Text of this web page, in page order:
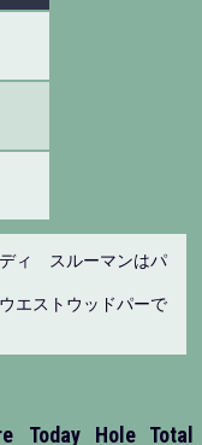
ィ スルーマンはパ
エストウッドパーで
Today Hole Total